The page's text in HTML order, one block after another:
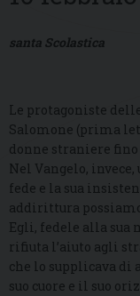
santa Scolastica
Le protagoniste
Salomone (prima
donne straniere
Nel Vangelo,
fede e la sua
addirittura possiamo
Egli, fedele alla sua
rifiuta l’aiuto agli
che lo supplicava di
suo cuore e il suo